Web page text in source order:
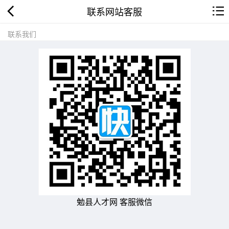
联系网站客服
联系我们
勉县人才网 客服微信